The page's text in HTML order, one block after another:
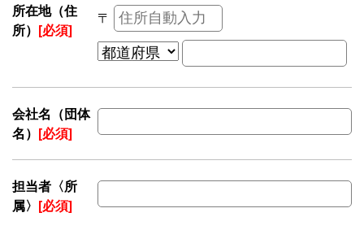
所在地（住
所） [必須]
〒
会社名（団体
名） [必須]
担当者〈所
属〉 [必須]